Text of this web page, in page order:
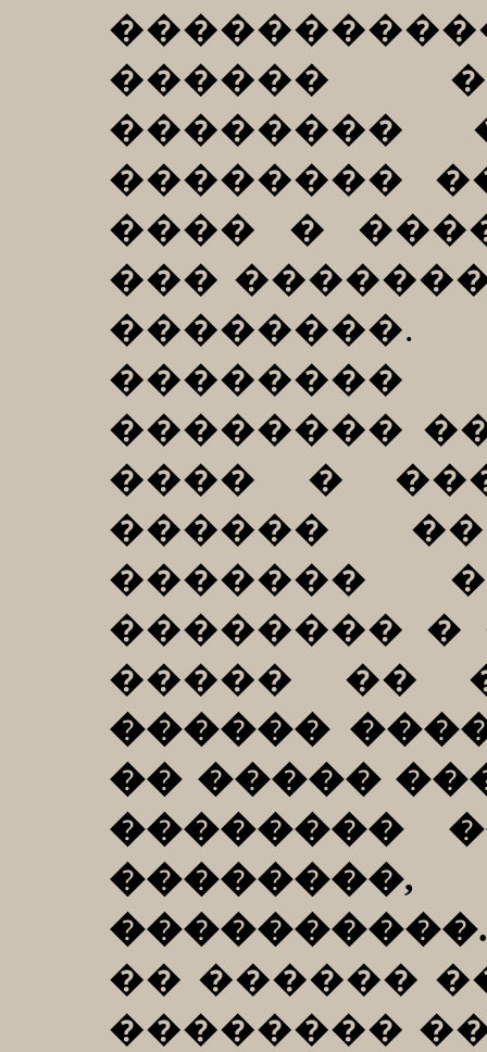
������
��������
��������
���� �
���
��������.
��������
���� �
������
�������
�������� �
����� ��
������
�� �����
��������
����������.
�� ������
��������